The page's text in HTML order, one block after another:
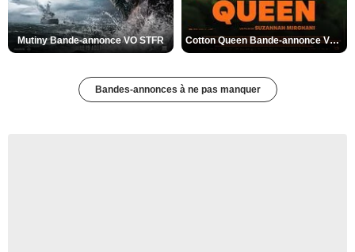
Mutiny Bande-annonce VO STFR Cotton Queen Bande-annonce VO STFR
Bandes-annonces à ne pas manquer